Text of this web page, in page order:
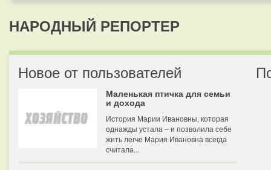
НАРОДНЫЙ РЕПОРТЕР
Новое от пользователей
Маленькая птичка для семьи
и дохода
История Марии Ивановны, которая
однажды устала – и позволила себе
жить легче Мария Ивановна всегда
считала...